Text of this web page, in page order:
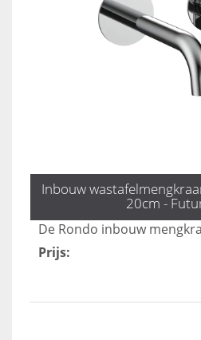
Inbouw
20cm -
Prijs: